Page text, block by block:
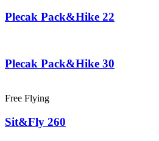
Plecak Pack&Hike 22
Plecak Pack&Hike 30
Free Flying
Sit&Fly 260